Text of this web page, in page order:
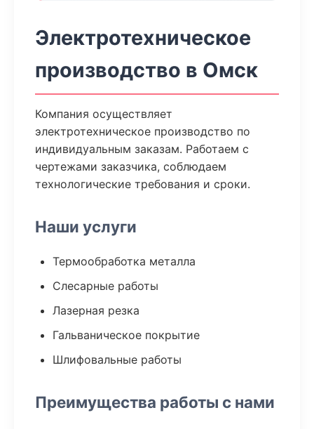
Электротехническое
производство в Омск
Компания осуществляет
электротехническое производство по
индивидуальным заказам. Работаем с
чертежами заказчика, соблюдаем
технологические требования и сроки.
Наши услуги
Термообработка металла
Слесарные работы
Лазерная резка
Гальваническое покрытие
Шлифовальные работы
Преимущества работы с нами